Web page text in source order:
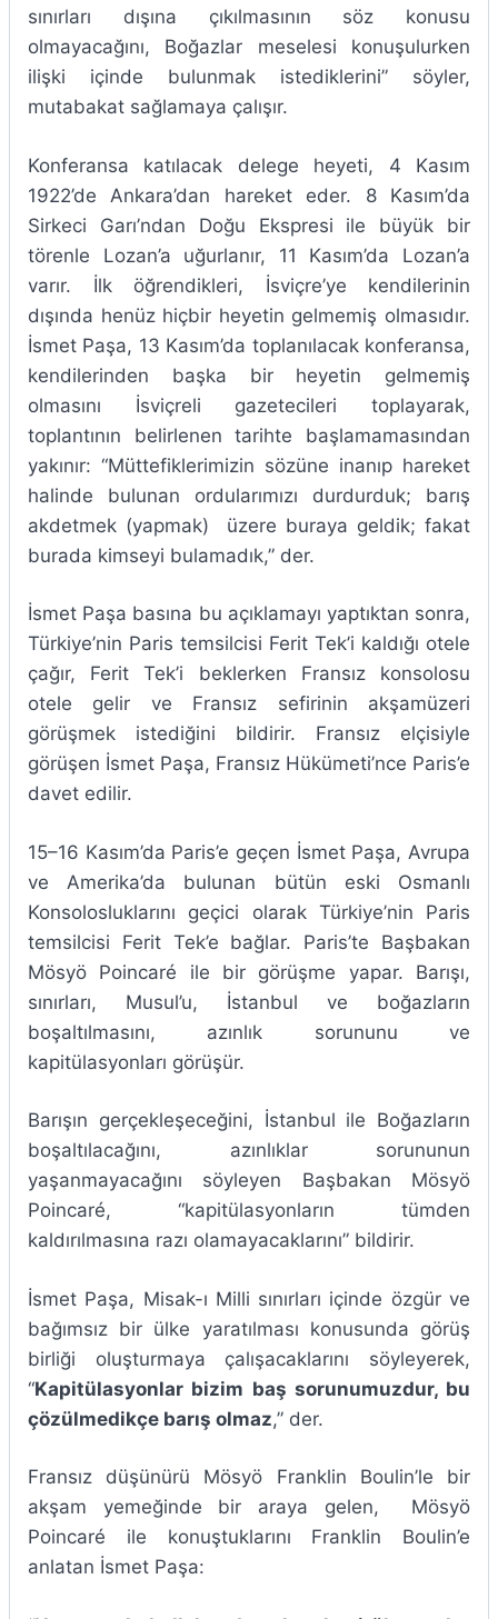
sınırları dışına çıkılmasının söz konusu
olmayacağını, Boğazlar meselesi konuşulurken
ilişki içinde bulunmak istediklerini” söyler,
mutabakat sağlamaya çalışır.
Konferansa katılacak delege heyeti, 4 Kasım
1922’de Ankara’dan hareket eder. 8 Kasım’da
Sirkeci Garı’ndan Doğu Ekspresi ile büyük bir
törenle Lozan’a uğurlanır, 11 Kasım’da Lozan’a
varır. İlk öğrendikleri, İsviçre’ye kendilerinin
dışında henüz hiçbir heyetin gelmemiş olmasıdır.
İsmet Paşa, 13 Kasım’da toplanılacak konferansa,
kendilerinden başka bir heyetin gelmemiş
olmasını İsviçreli gazetecileri toplayarak,
toplantının belirlenen tarihte başlamamasından
yakınır: “Müttefiklerimizin sözüne inanıp hareket
halinde bulunan ordularımızı durdurduk; barış
akdetmek (yapmak) üzere buraya geldik; fakat
burada kimseyi bulamadık,” der.
İsmet Paşa basına bu açıklamayı yaptıktan sonra,
Türkiye’nin Paris temsilcisi Ferit Tek’i kaldığı otele
çağır, Ferit Tek’i beklerken Fransız konsolosu
otele gelir ve Fransız sefirinin akşamüzeri
görüşmek istediğini bildirir. Fransız elçisiyle
görüşen İsmet Paşa, Fransız Hükümeti’nce Paris’e
davet edilir.
15–16 Kasım’da Paris’e geçen İsmet Paşa, Avrupa
ve Amerika’da bulunan bütün eski Osmanlı
Konsolosluklarını geçici olarak Türkiye’nin Paris
temsilcisi Ferit Tek’e bağlar. Paris’te Başbakan
Mösyö Poincaré ile bir görüşme yapar. Barışı,
sınırları, Musul’u, İstanbul ve boğazların
boşaltılmasını, azınlık sorununu ve
kapitülasyonları görüşür.
Barışın gerçekleşeceğini, İstanbul ile Boğazların
boşaltılacağını, azınlıklar sorununun
yaşanmayacağını söyleyen Başbakan Mösyö
Poincaré, “kapitülasyonların tümden
kaldırılmasına razı olamayacaklarını” bildirir.
İsmet Paşa, Misak-ı Milli sınırları içinde özgür ve
bağımsız bir ülke yaratılması konusunda görüş
birliği oluşturmaya çalışacaklarını söyleyerek,
“Kapitülasyonlar bizim baş sorunumuzdur, bu
çözülmedikçe barış olmaz,” der.
Fransız düşünürü Mösyö Franklin Boulin’le bir
akşam yemeğinde bir araya gelen, Mösyö
Poincaré ile konuştuklarını Franklin Boulin’e
anlatan İsmet Paşa: